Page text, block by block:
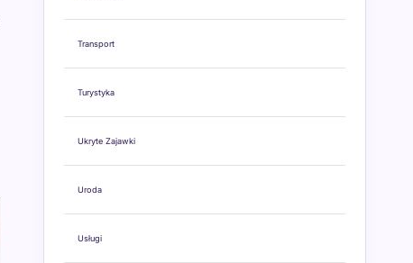
Transport
Turystyka
Ukryte Zajawki
Uroda
Usługi